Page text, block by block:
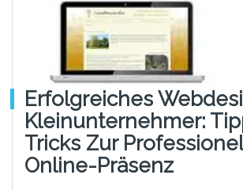
Erfolgreiches
Kleinunternehmer:
Tricks Zur
Online-Präsenz